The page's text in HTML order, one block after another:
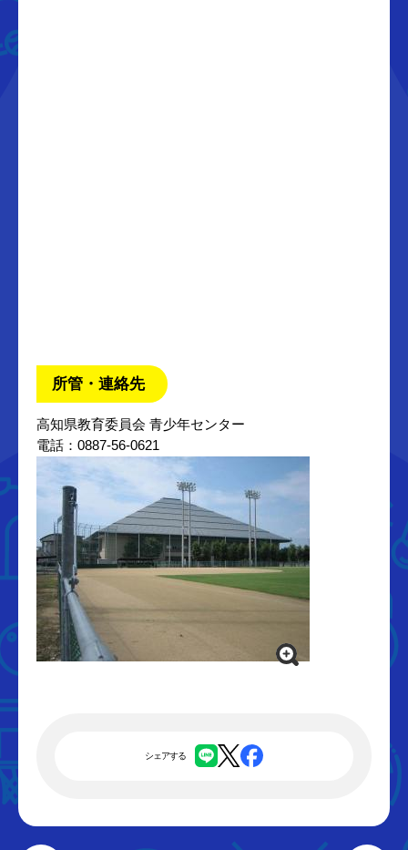
所管・連絡先
高知県教育委員会 青少年センター
電話：0887-56-0621
シェアする